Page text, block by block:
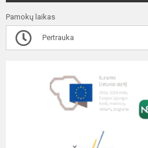
Pamokų laikas
Pertrauka